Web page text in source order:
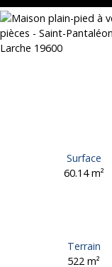
Mes favoris
Surface
60.14m²
Terrain
522m²